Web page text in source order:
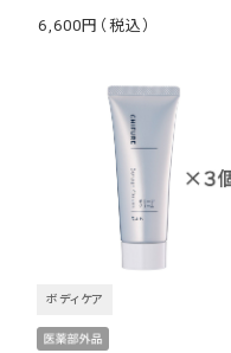
6,600
ボディケア